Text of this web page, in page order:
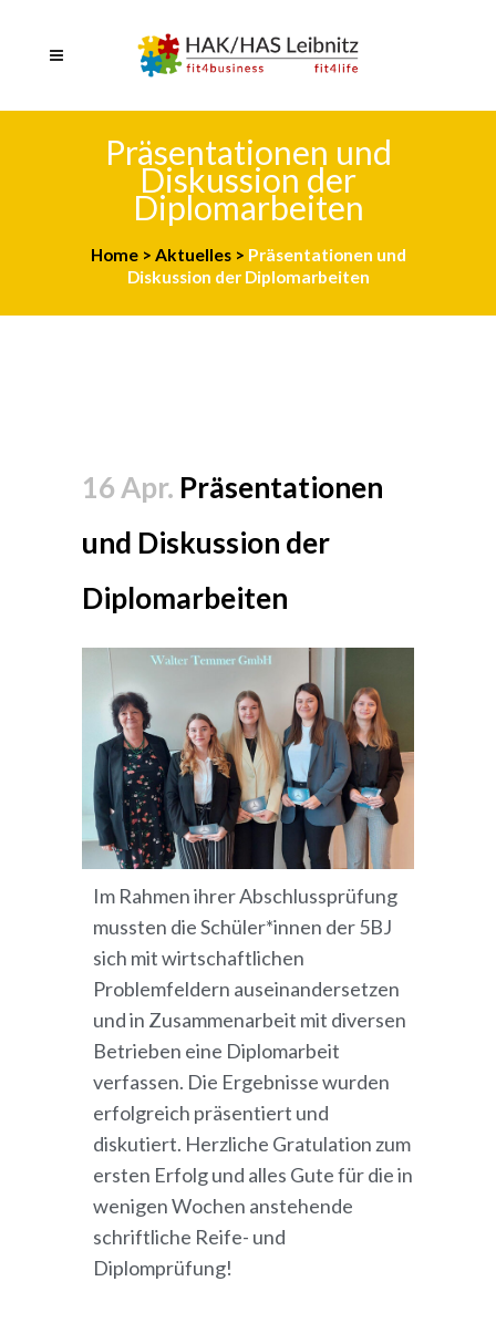
Präsentationen und
Diskussion der
Diplomarbeiten
Home> Aktuelles> Präsentationen und
Diskussion der Diplomarbeiten
16 Apr. Präsentationen
und Diskussion der
Diplomarbeiten
Im Rahmen ihrer Abschlussprüfung
mussten die Schüler*innen der 5BJ
sich mit wirtschaftlichen
Problemfeldern auseinandersetzen
und in Zusammenarbeit mit diversen
Betrieben eine Diplomarbeit
verfassen. Die Ergebnisse wurden
erfolgreich präsentiert und
diskutiert. Herzliche Gratulation zum
ersten Erfolg und alles Gute für die in
wenigen Wochen anstehende
schriftliche Reife- und
Diplomprüfung!